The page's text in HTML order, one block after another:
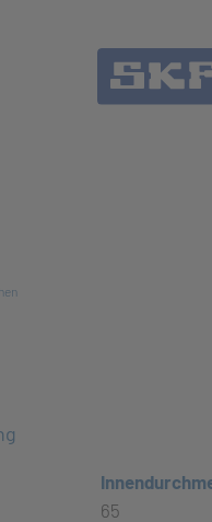
65